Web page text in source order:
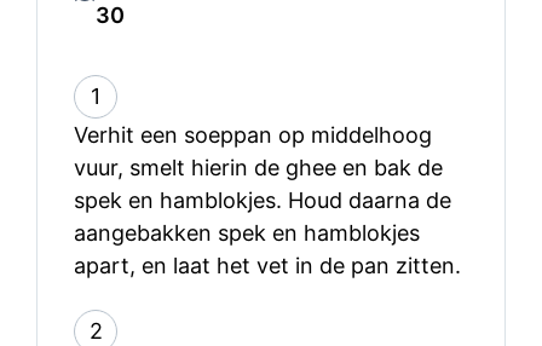
30
1
Verhit een soeppan op middelhoog
vuur, smelt hierin de ghee en bak de
spek en hamblokjes. Houd daarna de
aangebakken spek en hamblokjes
apart, en laat het vet in de pan zitten.
2